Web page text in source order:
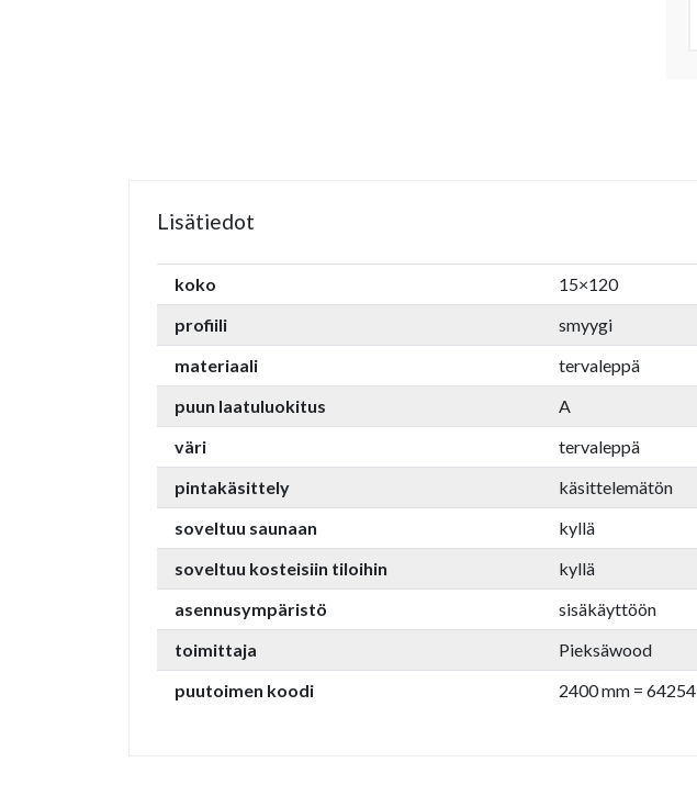
Lisätiedot
koko
15×120
profiili
smyygi
materiaali
tervaleppä
puun laatuluokitus
A
väri
tervaleppä
pintakäsittely
käsittelemätön
soveltuu saunaan
kyllä
soveltuu kosteisiin tiloihin
kyllä
asennusympäristö
sisäkäyttöön
toimittaja
Pieksäwood
puutoimen koodi
2400 mm = 64254